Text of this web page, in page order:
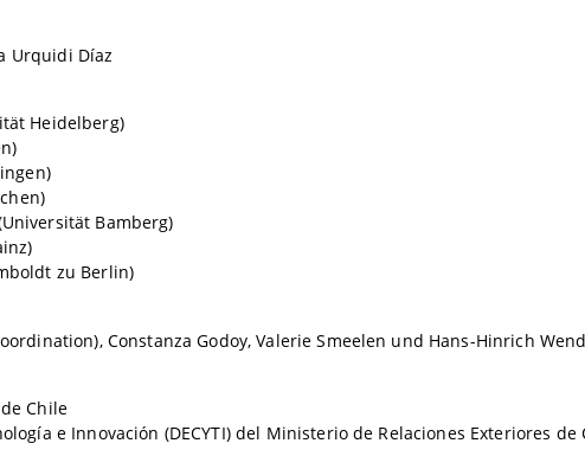
Urquidi Díaz
Heidelberg)
Bamberg)
zu Berlin)
Constanza Godoy, Valerie Smeelen und Hans-Hinrich
Chile
e Innovación (DECYTI) del Ministerio de Relaciones Exteriores de